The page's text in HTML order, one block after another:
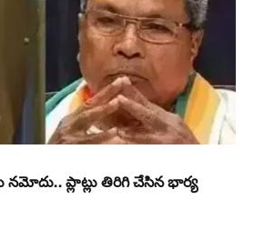
ప్లాట్లు తిరిగి చేసిన భార్య